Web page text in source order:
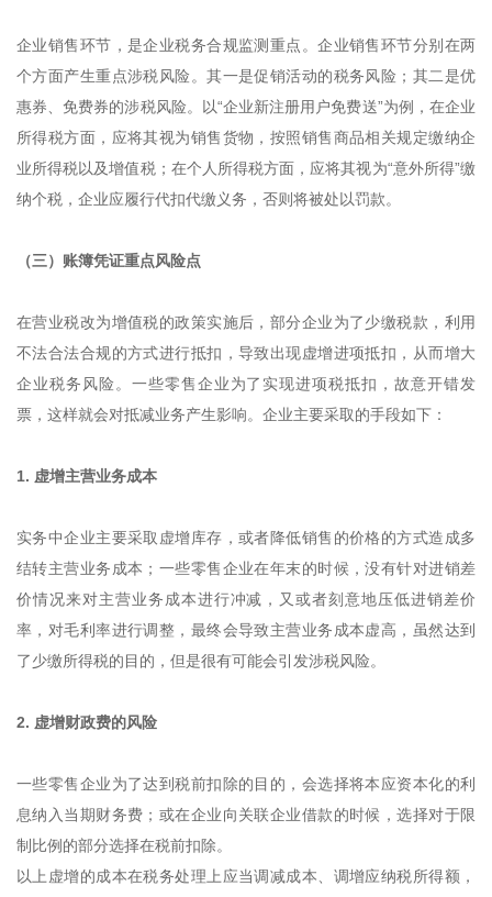
企业销售环节，是企业税务合规监测重点。企业销售环节分别在两
个方面产生重点涉税风险。其一是促销活动的税务风险；其二是优
惠券、免费券的涉税风险。以“企业新注册用户免费送”为例，在企业
所得税方面，应将其视为销售货物，按照销售商品相关规定缴纳企
业所得税以及增值税；在个人所得税方面，应将其视为“意外所得”缴
纳个税，企业应履行代扣代缴义务，否则将被处以罚款。
（三）账簿凭证重点风险点
在营业税改为增值税的政策实施后，部分企业为了少缴税款，利用
不法合法合规的方式进行抵扣，导致出现虚增进项抵扣，从而增大
企业税务风险。一些零售企业为了实现进项税抵扣，故意开错发
票，这样就会对抵减业务产生影响。企业主要采取的手段如下：
1. 虚增主营业务成本
实务中企业主要采取虚增库存，或者降低销售的价格的方式造成多
结转主营业务成本；一些零售企业在年末的时候，没有针对进销差
价情况来对主营业务成本进行冲减，又或者刻意地压低进销差价
率，对毛利率进行调整，最终会导致主营业务成本虚高，虽然达到
了少缴所得税的目的，但是很有可能会引发涉税风险。
2. 虚增财政费的风险
一些零售企业为了达到税前扣除的目的，会选择将本应资本化的利
息纳入当期财务费；或在企业向关联企业借款的时候，选择对于限
制比例的部分选择在税前扣除。
以上虚增的成本在税务处理上应当调减成本、调增应纳税所得额，